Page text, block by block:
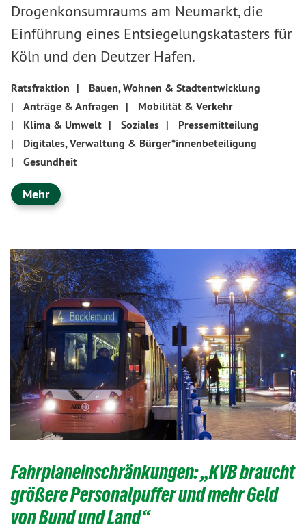
Drogenkonsumraums am Neumarkt, die
Einführung eines Entsiegelungskatasters für
Köln und den Deutzer Hafen.
Ratsfraktion |
Bauen, Wohnen & Stadtentwicklung
|
Anträge & Anfragen |
Mobilität & Verkehr
|
Klima & Umwelt | Soziales |
Pressemitteilung
|
Digitales, Verwaltung & Bürger*innenbeteiligung
|
Gesundheit
Mehr
Fahrplaneinschränkungen: „KVB braucht
größere Personalpuffer und mehr Geld
von Bund und Land“